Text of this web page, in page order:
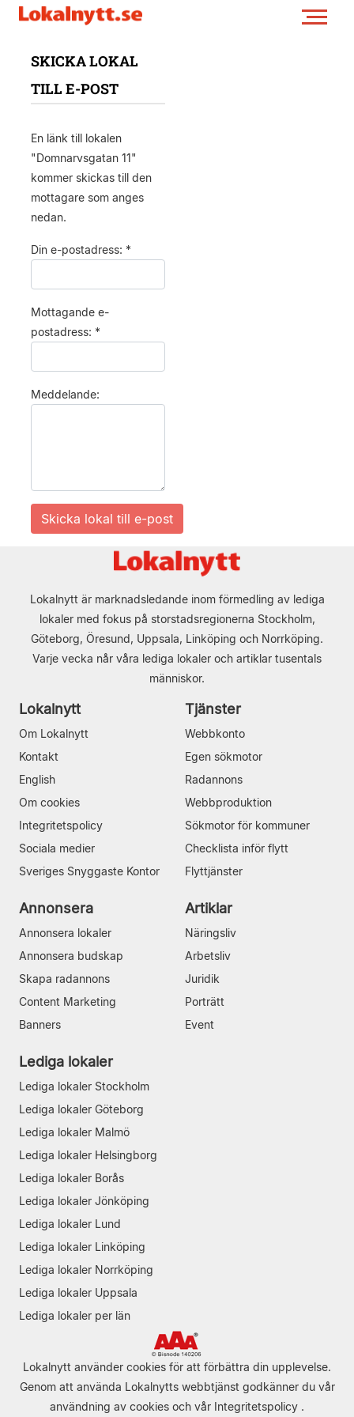
SKICKA LOKAL
TILL E-POST
En länk till lokalen
"Domnarvsgatan 11"
kommer skickas till den
mottagare som anges
nedan.
Din e-postadress: *
Mottagande e-
postadress: *
Meddelande:
Lokalnytt är marknadsledande inom förmedling av lediga
lokaler med fokus på storstadsregionerna Stockholm,
Göteborg, Öresund, Uppsala, Linköping och Norrköping.
Varje vecka når våra lediga lokaler och artiklar tusentals
människor.
Lokalnytt
Om Lokalnytt
Kontakt
English
Om cookies
Integritetspolicy
Sociala medier
Sveriges Snyggaste Kontor
Tjänster
Webbkonto
Egen sökmotor
Radannons
Webbproduktion
Sökmotor för kommuner
Checklista inför flytt
Flyttjänster
Annonsera
Annonsera lokaler
Annonsera budskap
Skapa radannons
Content Marketing
Banners
Artiklar
Näringsliv
Arbetsliv
Juridik
Porträtt
Event
Lediga lokaler
Lediga lokaler Stockholm
Lediga lokaler Göteborg
Lediga lokaler Malmö
Lediga lokaler Helsingborg
Lediga lokaler Borås
Lediga lokaler Jönköping
Lediga lokaler Lund
Lediga lokaler Linköping
Lediga lokaler Norrköping
Lediga lokaler Uppsala
Lediga lokaler per län
Lokalnytt använder cookies för att förbättra din upplevelse.
Genom att använda Lokalnytts webbtjänst godkänner du vår
användning av cookies och vår Integritetspolicy .